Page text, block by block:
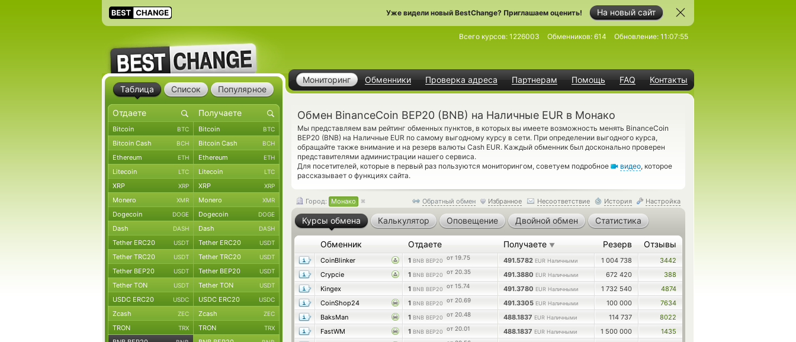
На новый сайт
Уже видели новый BestChange? Приглашаем оценить!
Мониторинг Обменники Проверка адреса Партнерам Помощь FAQ Контакты
Всего курсов: 1226003 Обменников: 614 Обновление: 11:07:55
Обмен BinanceCoin BEP20 (BNB) на Наличные EUR в Монако
Мы представляем вам рейтинг обменных пунктов, в которых вы имеете возможность менять BinanceCoin
BEP20 (BNB) на Наличные EUR по самому выгодному курсу в сети. При определении выгодного курса,
обращайте также внимание и на резерв валюты Cash EUR. Каждый обменник был досконально проверен
представителями администрации нашего сервиса.
Для посетителей, которые в первый раз пользуются мониторингом, советуем подробное
видео, которое
рассказывает о функциях сайта.
Обратный обмен Избранное Несоответствие История Настройка
Город: Монако
Курсы обмена Калькулятор Оповещение Двойной обмен Статистика
Обменник Отдаете Получаете ▼ Резерв Отзывы
CoinBlinker 1 BNB BEP20 от 19.75 491.5782 EUR Наличными 1 004 738
3442
Crypcie
1 BNB BEP20 от 20.35 491.3880 EUR Наличными 672 420
388
Kingex
1 BNB BEP20 от 15.74 491.3780 EUR Наличными 1 732 540
4874
CoinShop24
1 BNB BEP20 от 20.69 491.3305 EUR Наличными 100 000
7634
BaksMan
1 BNB BEP20 от 20.48 488.1837 EUR Наличными 114 737
8022
FastWM
1 BNB BEP20 от 20.01 488.1837 EUR Наличными 1 500 000
1435
Таблица Список Популярное
Bitcoin BTC Bitcoin BTC
Bitcoin Cash BCH Bitcoin Cash BCH
Ethereum ETH Ethereum ETH
Litecoin LTC Litecoin LTC
XRP XRP XRP XRP
Monero XMR Monero XMR
Dogecoin DOGE Dogecoin DOGE
Dash DASH Dash DASH
Tether ERC20 USDT Tether ERC20 USDT
Tether TRC20 USDT Tether TRC20 USDT
Tether BEP20 USDT Tether BEP20 USDT
Tether TON USDT Tether TON USDT
USDC ERC20 USDC USDC ERC20 USDC
Zcash ZEC Zcash ZEC
TRON TRX TRON TRX